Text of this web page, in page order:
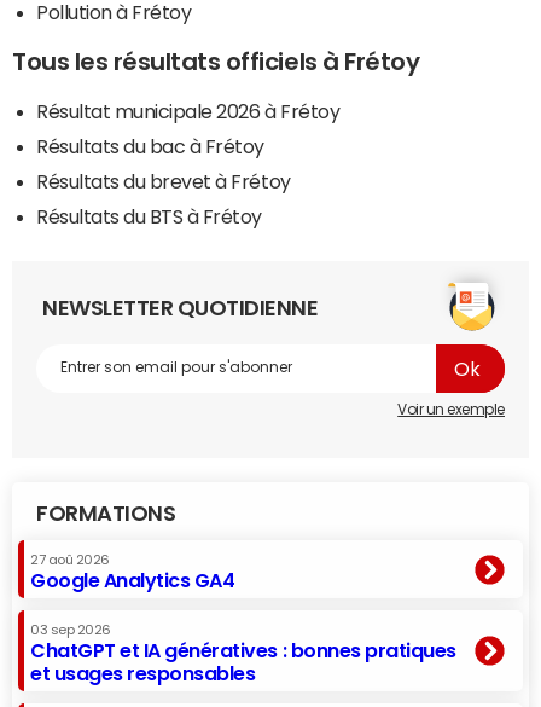
Pollution à Frétoy
Tous les résultats officiels à Frétoy
Résultat municipale 2026 à Frétoy
Résultats du bac à Frétoy
Résultats du brevet à Frétoy
Résultats du BTS à Frétoy
NEWSLETTER QUOTIDIENNE
Voir un exemple
FORMATIONS
27 aoû 2026
Google Analytics GA4
03 sep 2026
ChatGPT et IA génératives : bonnes pratiques
et usages responsables